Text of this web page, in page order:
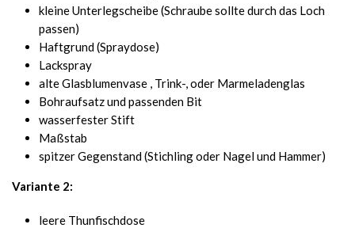
kleine Unterlegscheibe (Schraube sollte durch das Loch
passen)
Haftgrund (Spraydose)
Lackspray
alte Glasblumenvase , Trink-, oder Marmeladenglas
Bohraufsatz und passenden Bit
wasserfester Stift
Maßstab
spitzer Gegenstand (Stichling oder Nagel und Hammer)
Variante 2:
leere Thunfischdose